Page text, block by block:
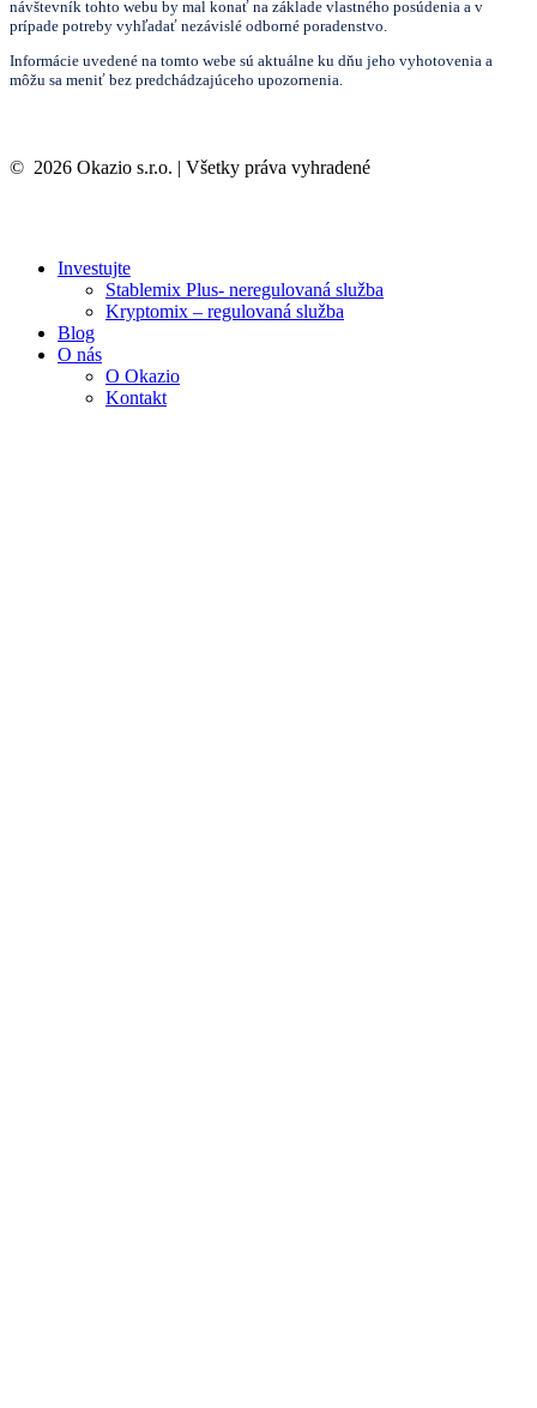
návštevník tohto webu by mal konať na základe vlastného posúdenia a v
prípade potreby vyhľadať nezávislé odborné poradenstvo.
Informácie uvedené na tomto webe sú aktuálne ku dňu jeho vyhotovenia a
môžu sa meniť bez predchádzajúceho upozornenia.
© 2026 Okazio s.r.o. | Všetky práva vyhradené
Investujte
Stablemix Plus- neregulovaná služba
Kryptomix – regulovaná služba
Blog
O nás
O Okazio
Kontakt